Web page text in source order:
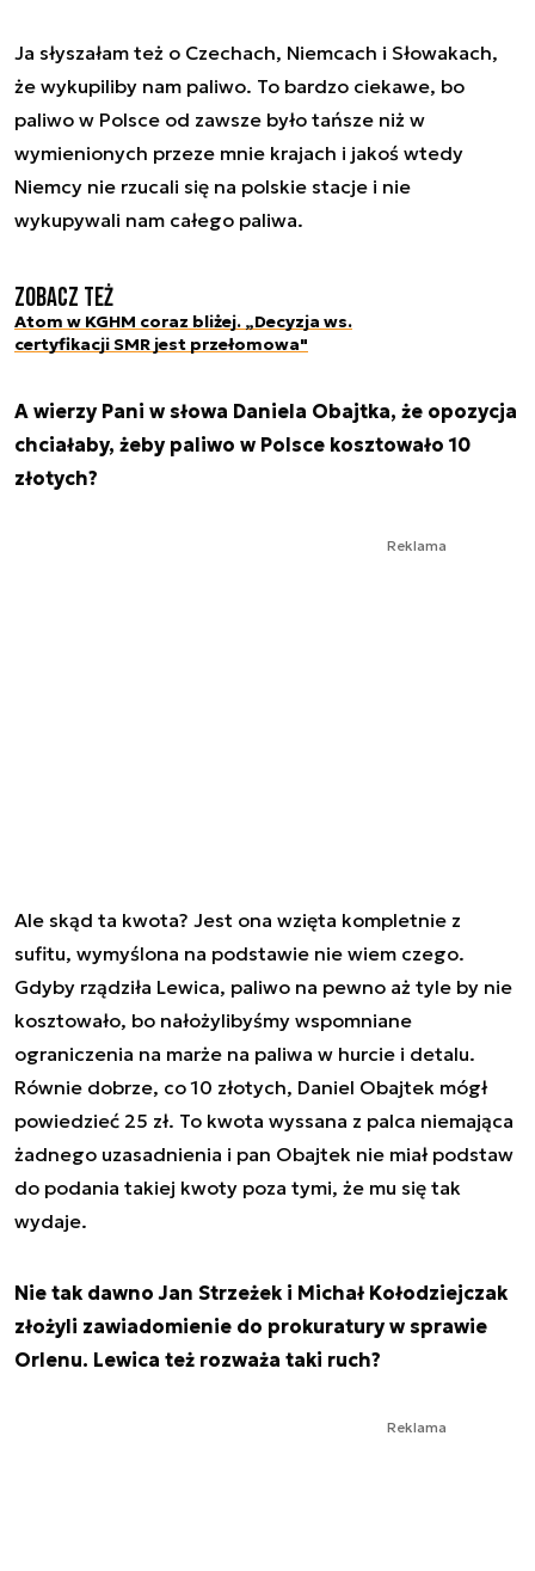
Ja słyszałam też o Czechach, Niemcach i Słowakach,
że wykupiliby nam paliwo. To bardzo ciekawe, bo
paliwo w Polsce od zawsze było tańsze niż w
wymienionych przeze mnie krajach i jakoś wtedy
Niemcy nie rzucali się na polskie stacje i nie
wykupywali nam całego paliwa.
Zobacz też
Atom w KGHM coraz bliżej. „Decyzja ws.
certyfikacji SMR jest przełomowa"
A wierzy Pani w słowa Daniela Obajtka, że opozycja
chciałaby, żeby paliwo w Polsce kosztowało 10
złotych?
Reklama
Ale skąd ta kwota? Jest ona wzięta kompletnie z
sufitu, wymyślona na podstawie nie wiem czego.
Gdyby rządziła Lewica, paliwo na pewno aż tyle by nie
kosztowało, bo nałożylibyśmy wspomniane
ograniczenia na marże na paliwa w hurcie i detalu.
Równie dobrze, co 10 złotych, Daniel Obajtek mógł
powiedzieć 25 zł. To kwota wyssana z palca niemająca
żadnego uzasadnienia i pan Obajtek nie miał podstaw
do podania takiej kwoty poza tymi, że mu się tak
wydaje.
Nie tak dawno Jan Strzeżek i Michał Kołodziejczak
złożyli zawiadomienie do prokuratury w sprawie
Orlenu. Lewica też rozważa taki ruch?
Reklama